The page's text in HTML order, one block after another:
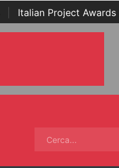
Italian Project Awards